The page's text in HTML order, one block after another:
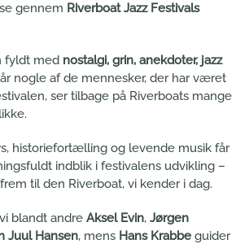
gennem Riverboat Jazz Festivals
fyldt med nostalgi, grin, anekdoter, jazz
nogle af de mennesker, der har været
ser tilbage på Riverboats mange
historiefortælling og levende musik får
indblik i festivalens udvikling –
til den Riverboat, vi kender i dag.
blandt andre Aksel Evin, Jørgen
Juul Hansen, mens Hans Krabbe guider